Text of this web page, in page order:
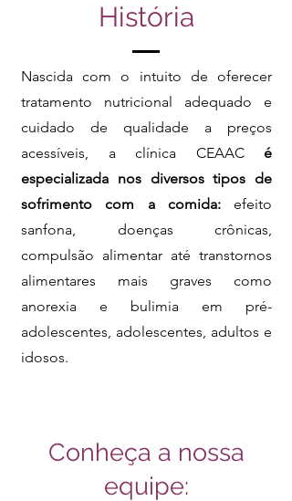
História
Nascida com o intuito de oferecer
tratamento nutricional adequado e
cuidado de qualidade a preços
acessíveis, a clínica CEAAC é
especializada nos diversos tipos de
sofrimento com a comida: efeito
sanfona, doenças crônicas,
compulsão alimentar até transtornos
alimentares mais graves como
anorexia e bulimia em pré-
adolescentes, adolescentes, adultos e
idosos.
Conheça a nossa
equipe: